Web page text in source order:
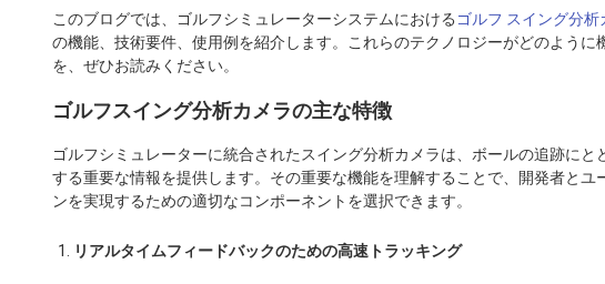
このブログでは、ゴルフシミュレーターシステムにおけるゴルフ スイング分析
の機能、技術要件、使用例を紹介します。これらのテクノロジーがどのよう
を、ぜひお読みください。
ゴルフスイング分析カメラの主な特徴
ゴルフシミュレーターに統合されたスイング分析カメラは、ボールの追跡に
する重要な情報を提供します。その重要な機能を理解することで、開発者とユ
ンを実現するための適切なコンポーネントを選択できます。
リアルタイムフィードバックのための高速トラッキング